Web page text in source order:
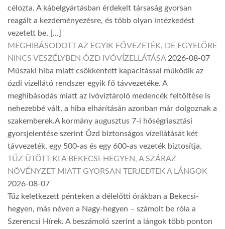
célozta. A kábelgyártásban érdekelt társaság gyorsan
reagált a kezdeményezésre, és több olyan intézkedést
vezetett be, […]
MEGHIBÁSODOTT AZ EGYIK FŐVEZETÉK, DE EGYELŐRE
NINCS VESZÉLYBEN ÓZD IVÓVÍZELLÁTÁSA 2026-08-07
Műszaki hiba miatt csökkentett kapacitással működik az
ózdi vízellátó rendszer egyik fő távvezetéke. A
meghibásodás miatt az ivóvíztároló medencék feltöltése is
nehezebbé vált, a hiba elhárításán azonban már dolgoznak a
szakemberek.A kormány augusztus 7-i hőségriasztási
gyorsjelentése szerint Ózd biztonságos vízellátását két
távvezeték, egy 500-as és egy 600-as vezeték biztosítja.
TŰZ ÜTÖTT KI A BEKECSI-HEGYEN, A SZÁRAZ
NÖVÉNYZET MIATT GYORSAN TERJEDTEK A LÁNGOK
2026-08-07
Tűz keletkezett pénteken a délelőtti órákban a Bekecsi-
hegyen, más néven a Nagy-hegyen – számolt be róla a
Szerencsi Hírek. A beszámoló szerint a lángok több ponton